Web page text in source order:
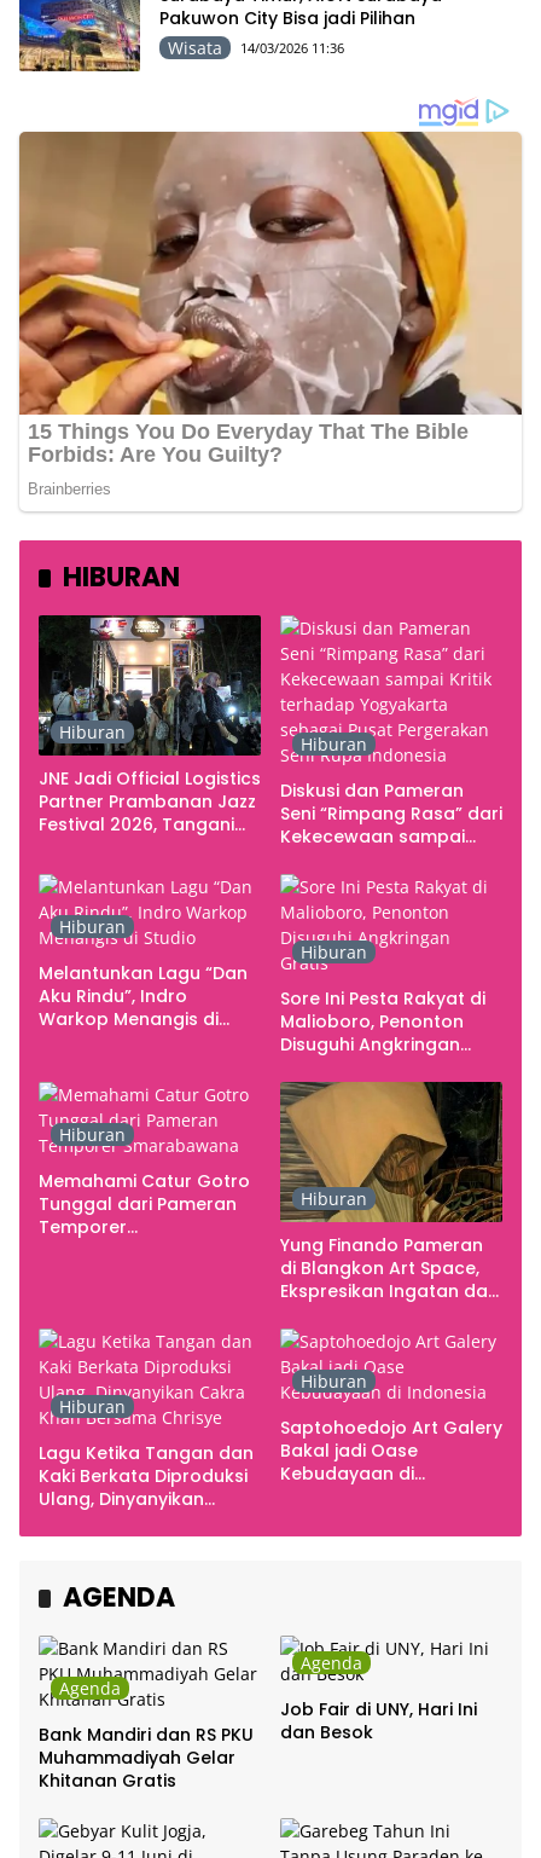
Pakuwon City Bisa jadi Pilihan
Wisata 14/03/2026 11:36
HIBURAN
Hiburan
JNE Jadi Official Logistics
Partner Prambanan Jazz
Festival 2026, Tangani
Kebutuhan Konser
Hiburan
Diskusi dan Pameran
Seni “Rimpang Rasa” dari
Kekecewaan sampai
Yogyakarta sebagai
Pusat Pergerakan Seni
Rupa Indonesia
Hiburan
Melantunkan Lagu “Dan
Aku Rindu”, Indro
Warkop Menangis di
Hiburan
Sore Ini Pesta Rakyat di
Malioboro, Penonton
Disuguhi Angkringan
Hiburan
Memahami Catur Gotro
Tunggal dari Pameran
Temporer
Hiburan
Yung Finando Pameran
di Blangkon Art Space,
Ekspresikan Ingatan dan
Hiburan
Lagu Ketika Tangan dan
Kaki Berkata Diproduksi
Ulang, Dinyanyikan
Hiburan
Saptohoedojo Art Galery
Bakal jadi Oase
Kebudayaan di
AGENDA
Agenda
Bank Mandiri dan RS PKU
Muhammadiyah Gelar
Khitanan Gratis
Agenda
Job Fair di UNY, Hari Ini
dan Besok